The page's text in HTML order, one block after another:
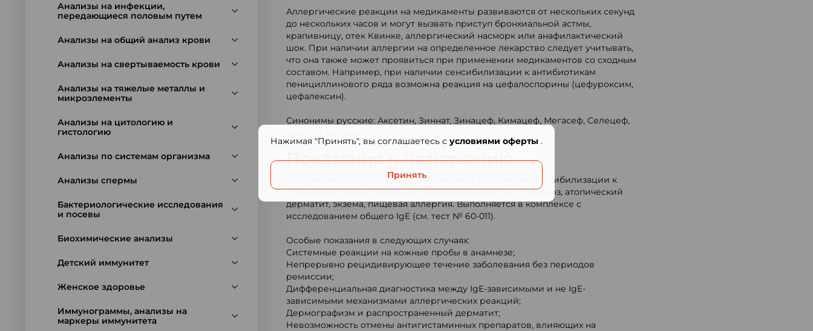
Анализы на инфекции,
передающиеся половым путем
Анализы на общий анализ крови
Анализы на свертываемость крови
Анализы на тяжелые металлы и
микроэлементы
Анализы на цитологию и
гистологию
Анализы по системам организма
Анализы спермы
Бактериологические исследования
и посевы
Биохимические анализы
Детский иммунитет
Женское здоровье
Иммунограммы, анализы на
маркеры иммунитета
Аллергические реакции на медикаменты развиваются от нескольких секунд
до нескольких часов и могут вызвать приступ бронхиальной астмы,
крапивницу, отек Квинке, аллергический насморк или анафилактический
шок. При наличии аллергии на определенное лекарство следует учитывать,
что она также может проявиться при применении медикаментов со сходным
составом. Например, при наличии сенсибилизации к антибиотикам
пенициллинового ряда возможна реакция на цефалоспорины (цефуроксим,
цефалексин).
Синонимы русские: Аксетин, Зиннат, Зинацеф, Кимацеф, Мегасеф, Селецеф,
Показания к назначению
Диагностика аллергических заболеваний (выявление сенсибилизации к
специфическим аллергенам): бронхиальная астма, поллиноз, атопический
дерматит, экзема, пищевая аллергия. Выполняется в комплексе с
исследованием общего IgE (см. тест № 60-011).
Особые показания в следующих случаях:
Системные реакции на кожные пробы в анамнезе;
Непрерывно рецидивирующее течение заболевания без периодов
ремиссии;
Дифференциальная диагностика между IgE-зависимыми и не IgE-
зависимыми механизмами аллергических реакций;
Дермографизм и распространенный дерматит;
Невозможность отмены антигистаминных препаратов, влияющих на
Нажимая "Принять", вы соглашаетесь с условиями оферты .
Принять